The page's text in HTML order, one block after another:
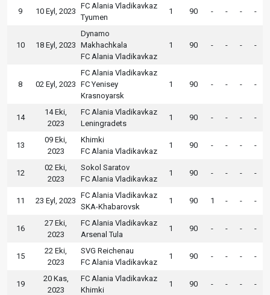
9 10 Eyl, 2023
FC Alania Vladikavkaz
Tyumen
1 90 - - - -
10 18 Eyl, 2023
Dynamo
Makhachkala
FC Alania Vladikavkaz
1 90 - - - -
8 02 Eyl, 2023
FC Alania Vladikavkaz
FC Yenisey
Krasnoyarsk
1 90 - - - -
14
14 Eki,
2023
FC Alania Vladikavkaz
Leningradets
1 90 - - - -
13
09 Eki,
2023
Khimki
FC Alania Vladikavkaz
1 90 - - - -
12
02 Eki,
2023
Sokol Saratov
FC Alania Vladikavkaz
1 90 - - - -
11 23 Eyl, 2023
FC Alania Vladikavkaz
SKA-Khabarovsk
1 90 1 - - -
16
27 Eki,
2023
FC Alania Vladikavkaz
Arsenal Tula
1 90 - - - -
15
22 Eki,
2023
SVG Reichenau
FC Alania Vladikavkaz
1 90 - - - -
19
20 Kas,
2023
FC Alania Vladikavkaz
Khimki
1 90 - - - -